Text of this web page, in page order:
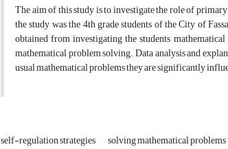
The aim of this study is to investigate the role of
the study was the 4th grade students of the City of
obtained from investigating the students
mathematical problem solving. Data analysis and
usual mathematical problems they are significantly
self-regulation strategies solving mathematical problems